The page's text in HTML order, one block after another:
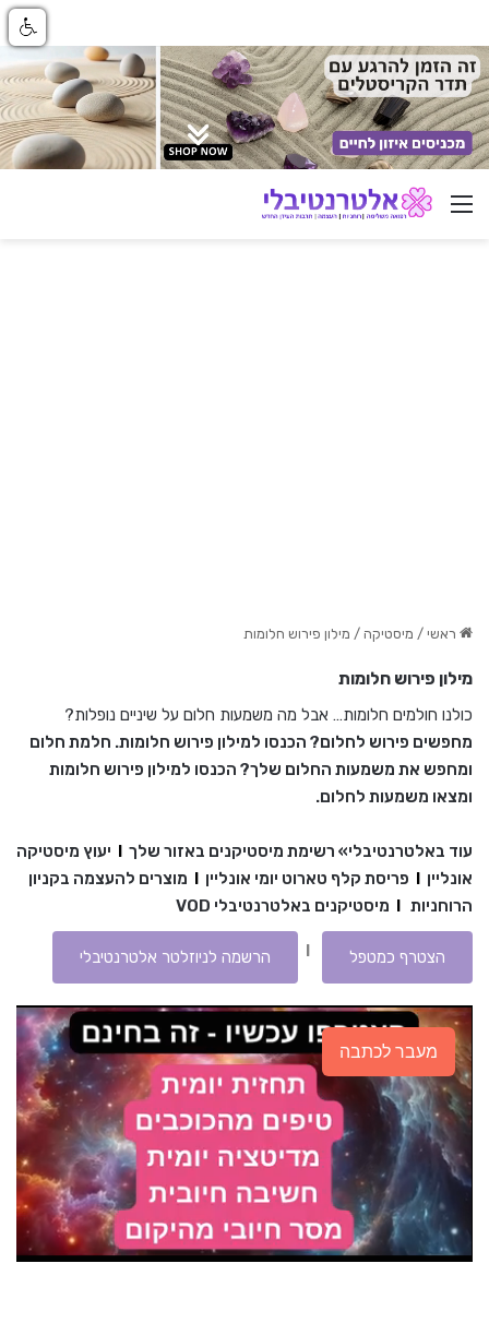
ניווט באתר
ראשי / מיסטיקה / מילון פירוש חלומות
מילון פירוש חלומות
כולנו חולמים חלומות… אבל מה משמעות חלום על שיניים נופלות?
מחפשים פירוש לחלום? הכנסו למילון פירוש חלומות. חלמת חלום
ומחפש את משמעות החלום שלך? הכנסו למילון פירוש חלומות
ומצאו משמעות לחלום.
עוד באלטרנטיבלי» רשימת מיסטיקנים באזור שלך I יעוץ מיסטיקה
אונליין I פריסת קלף טארוט יומי אונליין I מוצרים להעצמה בקניון
הרוחניות I מיסטיקנים באלטרנטיבלי VOD
הצטרף כמטפל I הרשמה לניוזלטר אלטרנטיבלי
מעבר לכתבה